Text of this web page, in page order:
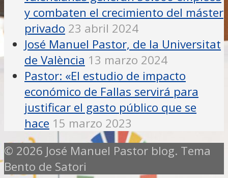
y combaten el crecimiento del máster
privado 23 abril 2024
José Manuel Pastor, de la Universitat
de València 13 marzo 2024
Pastor: «El estudio de impacto
económico de Fallas servirá para
justificar el gasto público que se
hace 15 marzo 2023
© 2026 José Manuel Pastor blog. Tema
Bento de Satori